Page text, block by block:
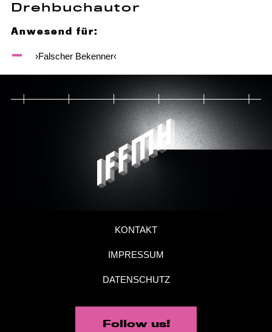
Drehbuchautor
Anwesend für:
›Falscher Bekenner‹
KONTAKT
IMPRESSUM
DATENSCHUTZ
Follow us!